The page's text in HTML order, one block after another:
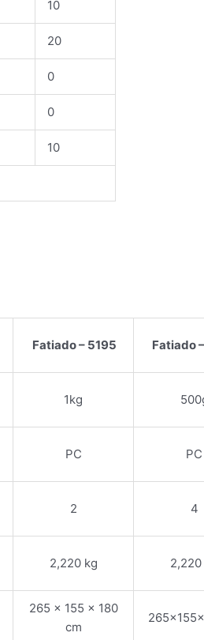
10
20
0
0
10
Fatiado – 5195 Fatiado
1kg
PC PC
2 4
2,220 kg 2,220
265 x 155 x 180
cm